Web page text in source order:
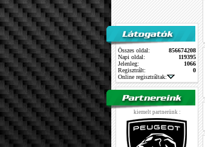
Összes oldal:
856674208
Napi oldal:
119395
Jelenleg:
1066
Regisztrált:
0
Online regisztráltak:
kiemelt partnerünk :